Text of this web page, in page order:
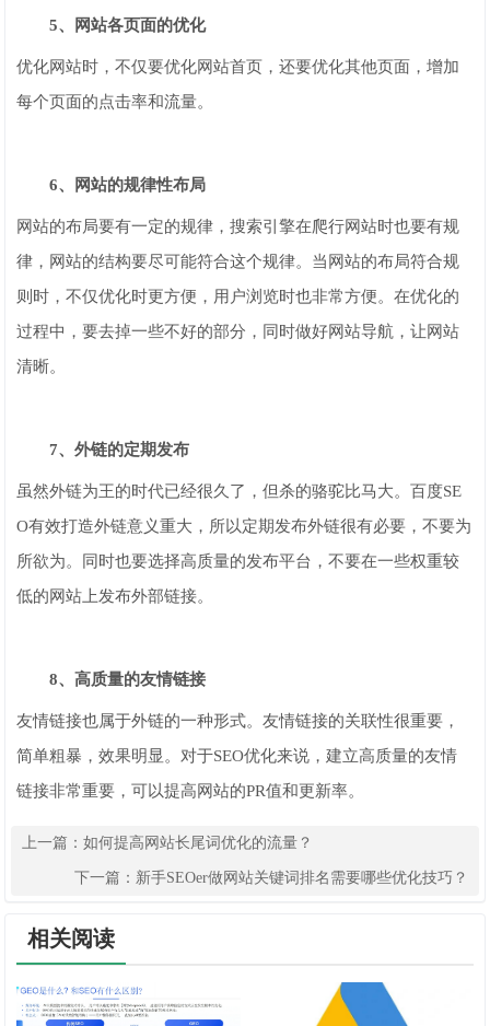
5、网站各页面的优化
优化网站时，不仅要优化网站首页，还要优化其他页面，增加
每个页面的点击率和流量。
6、网站的规律性布局
网站的布局要有一定的规律，搜索引擎在爬行网站时也要有规
律，网站的结构要尽可能符合这个规律。当网站的布局符合规
则时，不仅优化时更方便，用户浏览时也非常方便。在优化的
过程中，要去掉一些不好的部分，同时做好网站导航，让网站
清晰。
7、外链的定期发布
虽然外链为王的时代已经很久了，但杀的骆驼比马大。百度SE
O有效打造外链意义重大，所以定期发布外链很有必要，不要为
所欲为。同时也要选择高质量的发布平台，不要在一些权重较
低的网站上发布外部链接。
8、高质量的友情链接
友情链接也属于外链的一种形式。友情链接的关联性很重要，
简单粗暴，效果明显。对于SEO优化来说，建立高质量的友情
链接非常重要，可以提高网站的PR值和更新率。
上一篇：如何提高网站长尾词优化的流量？
下一篇： 新手SEOer做网站关键词排名需要哪些优化技巧？
相关阅读